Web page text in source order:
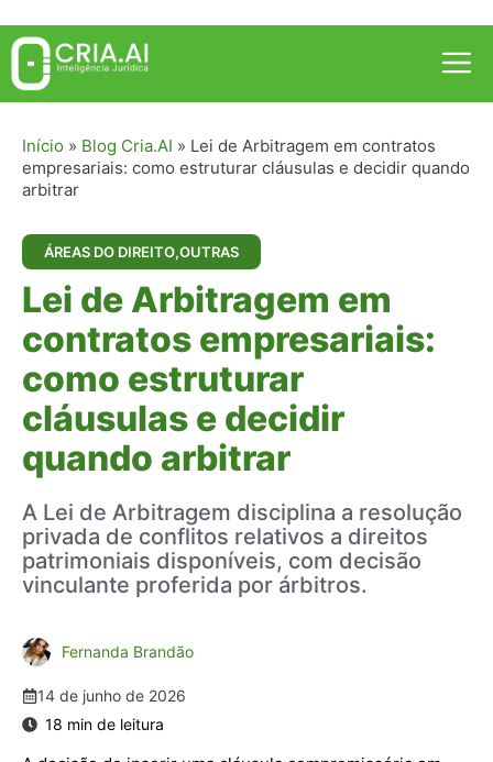
Pular
para
conteúdo
Início » Blog Cria.AI » Lei de Arbitragem em contratos
empresariais: como estruturar cláusulas e decidir quando
arbitrar
ÁREAS DO DIREITO,OUTRAS
Lei de Arbitragem em
contratos empresariais:
como estruturar
cláusulas e decidir
quando arbitrar
A Lei de Arbitragem disciplina a resolução
privada de conflitos relativos a direitos
patrimoniais disponíveis, com decisão
vinculante proferida por árbitros.
Fernanda Brandão
14 de junho de 2026